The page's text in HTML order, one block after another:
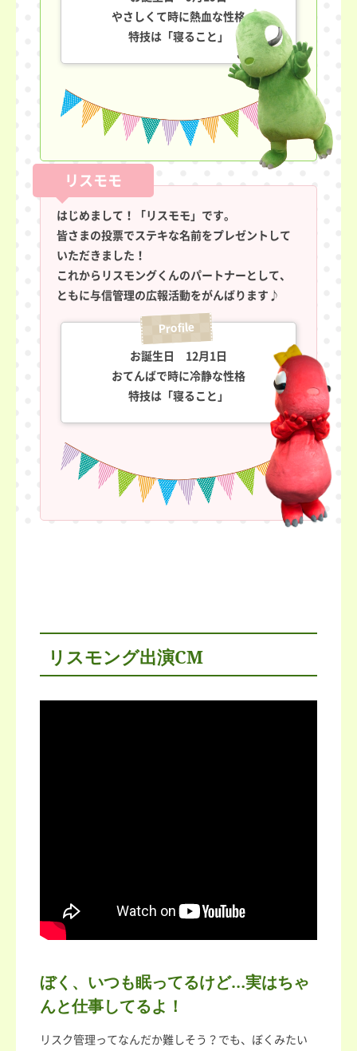
やさしくて時に熱血な性格
特技は「寝ること」
はじめまして！「リスモモ」です。
皆さまの投票でステキな名前をプレゼントして
いただきました！
これからリスモングくんのパートナーとして、
ともに与信管理の広報活動をがんばります♪
お誕生日 12月1日
おてんばで時に冷静な性格
特技は「寝ること」
リスモング出演CM
ぼく、いつも眠ってるけど…実はちゃ
んと仕事してるよ！
リスク管理ってなんだか難しそう？でも、ぼくみたい